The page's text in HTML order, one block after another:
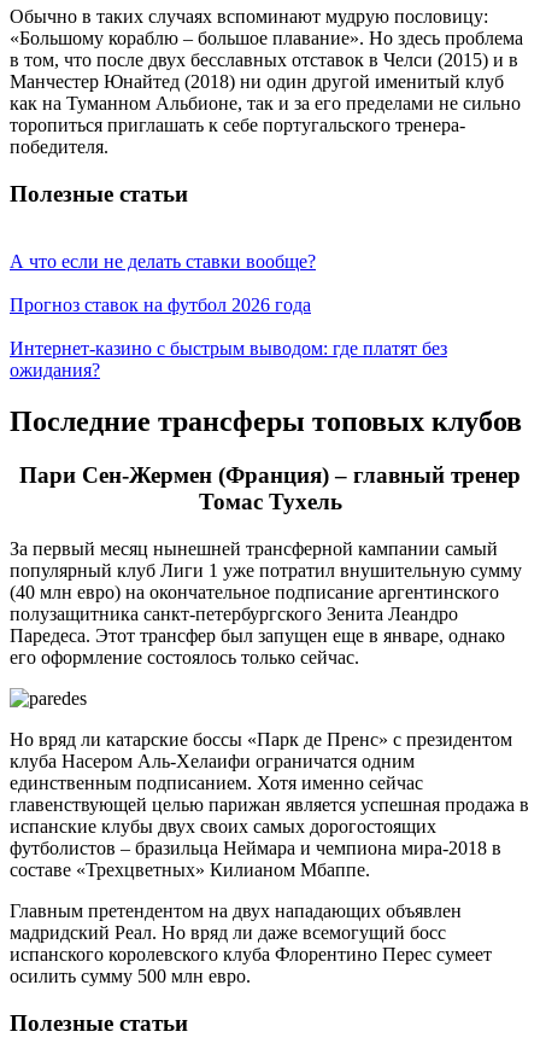
Обычно в таких случаях вспоминают мудрую пословицу:
«Большому кораблю – большое плавание». Но здесь проблема
в том, что после двух бесславных отставок в Челси (2015) и в
Манчестер Юнайтед (2018) ни один другой именитый клуб
как на Туманном Альбионе, так и за его пределами не сильно
торопиться приглашать к себе португальского тренера-
победителя.
Полезные статьи
А что если не делать ставки вообще?
Прогноз ставок на футбол 2026 года
Интернет-казино с быстрым выводом: где платят без
ожидания?
Последние трансферы топовых клубов
Пари Сен-Жермен (Франция) – главный тренер
Томас Тухель
За первый месяц нынешней трансферной кампании самый
популярный клуб Лиги 1 уже потратил внушительную сумму
(40 млн евро) на окончательное подписание аргентинского
полузащитника санкт-петербургского Зенита Леандро
Паредеса. Этот трансфер был запущен еще в январе, однако
его оформление состоялось только сейчас.
Но вряд ли катарские боссы «Парк де Пренс» с президентом
клуба Насером Аль-Хелаифи ограничатся одним
единственным подписанием. Хотя именно сейчас
главенствующей целью парижан является успешная продажа в
испанские клубы двух своих самых дорогостоящих
футболистов – бразильца Неймара и чемпиона мира-2018 в
составе «Трехцветных» Килианом Мбаппе.
Главным претендентом на двух нападающих объявлен
мадридский Реал. Но вряд ли даже всемогущий босс
испанского королевского клуба Флорентино Перес сумеет
осилить сумму 500 млн евро.
Полезные статьи